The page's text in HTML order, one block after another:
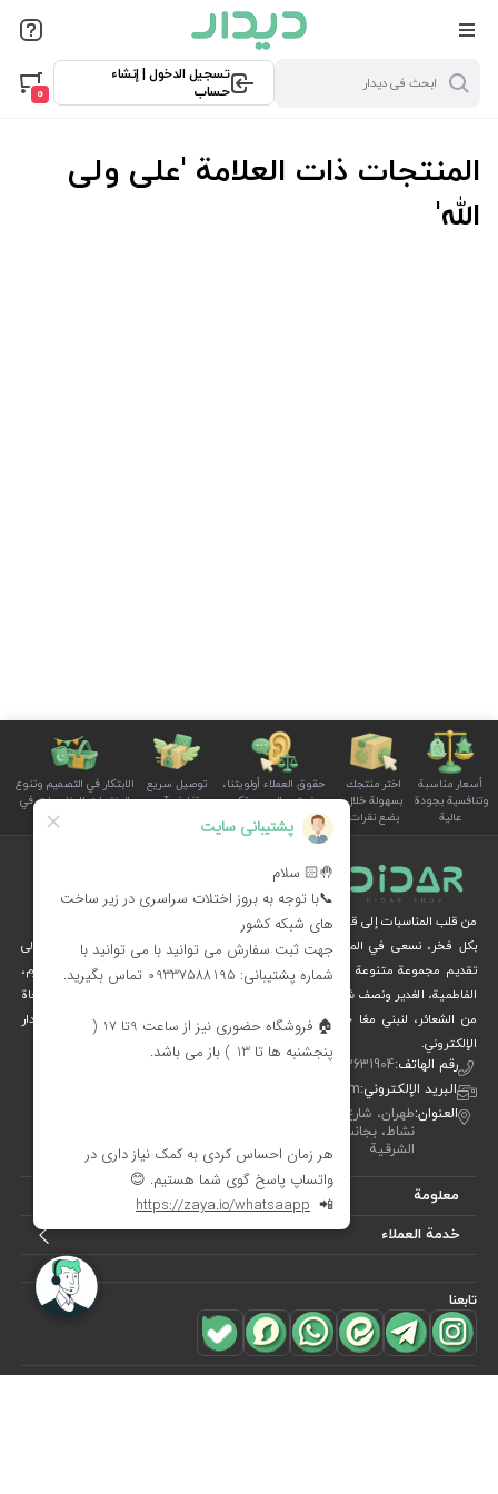
تسجيل الدخول | إنشاء
حساب
0
المنتجات ذات العلامة 'علی ولی
الله'
أسعار مناسبة
وتنافسية بجودة
عالية
اختر منتجك
بسهولة خلال
بضع نقرات
حقوق العملاء أولويتنا،
ونستمع إلى صوتكم
بوضوح واهتمام
توصيل سريع
وتغليف آمن
الابتكار في التصميم وتنوع
المنتجات للمناسبات في
سلة الأسرة
من قلب المناسبات إلى قلوب الناس
بكل فخر، نسعى في المجموعة الثقافية ديدار، من خلال الإبداع والرؤية الثقافية، إلى
تقديم مجموعة متنوعة من المنتجات الخاصة بالمناسبات الوطنية والدينية، مثل محرم،
الفاطمية، الغدير ونصف شعبان، عبر متجرنا الإلكتروني.
نُهديكم هدايا فريدة وزينة مستوحاة
من الشعائر، لنبني معًا جسرًا جميلاً بين التقاليد والفن والحياة المعاصرة. متجر ديدار
الإلكتروني.
رقم الهاتف:00982122631904
البريد الإلكتروني:info[at]didareshop.com
العنوان:طهران، شارع شريعتي، فوق قُلهَك، شارع الشهيد كلاهدوز، تقاطع
الشرقية
معلومة
خدمة العملاء
تابعنا